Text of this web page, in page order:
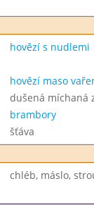
hovězí s nudlemi
hovězí maso
dušená míchaná
brambory
šťáva
chléb, máslo,